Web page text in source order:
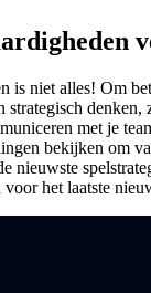
is niet alles! Om
strategisch denken,
met je
bekijken om
nieuwste
het laatste